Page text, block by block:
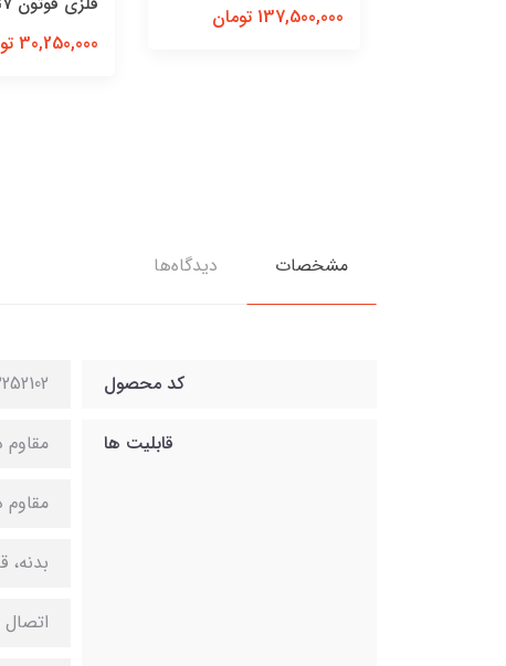
مشخصات دیدگاه‌ها
کد محصول
قابلیت ها مقاوم
مقاوم
بدنه،